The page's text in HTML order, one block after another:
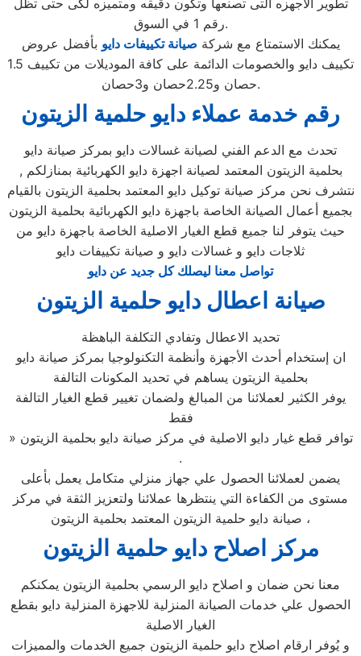
تطوير الاجهزه التى تصنعها وتكون دقيقه ومتميزه لكى حتى تظل
رقم 1 في السوق.
يمكنك الاستمتاع مع شركة صيانة تكييفات دايو بأفضل عروض
تكييف دايو والخصومات الدائمة على كافة الموديلات من تكييف 1.5
حصان و2.25حصان و3حصان.
رقم خدمة عملاء دايو حلمية الزيتون
تحدث مع الدعم الفني لصيانة غسالات دايو بمركز صيانة دايو
بحلمية الزيتون المعتمد لصيانة اجهزة دايو الكهربائية بمنازلكم ,
نتشرف نحن مركز صيانة توكيل دايو المعتمد بحلمية الزيتون بالقيام
بجميع أعمال الصيانة الخاصة باجهزة دايو الكهربائية بحلمية الزيتون
حيث يتوفر لنا جميع قطع الغيار الاصلية الخاصة باجهزة دايو من
ثلاجات دايو و غسالات دايو و صيانة تكييفات دايو
تواصل معنا ليصلك كل جديد عن دايو
صيانة اعطال دايو حلمية الزيتون
تحديد الاعطال وتفادي التكلفة الباهظة
ان إستخدام أحدث الأجهزة وأنظمة التكنولوجيا بمركز صيانة دايو
بحلمية الزيتون يساهم في تحديد المكونات التالفة
يوفر الكثير لعملائنا من المبالغ ولضمان تغيير قطع الغيار التالفة
فقط
» توافر قطع غيار دايو الاصلية في مركز صيانة دايو بحلمية الزيتون
.
يضمن لعملائنا الحصول علي جهاز منزلي متكامل يعمل بأعلى
مستوى من الكفاءة التي ينتظرها عملائنا ولتعزيز الثقة في مركز
صيانة دايو حلمية الزيتون المعتمد بحلمية الزيتون ،
مركز اصلاح دايو حلمية الزيتون
معنا نحن ضمان و اصلاح دايو الرسمي بحلمية الزيتون يمكنكم
الحصول علي خدمات الصيانة المنزلية للاجهزة المنزلية دايو بقطع
الغيار الاصلية
و يُوفر ارقام اصلاح دايو حلمية الزيتون جميع الخدمات والمميزات